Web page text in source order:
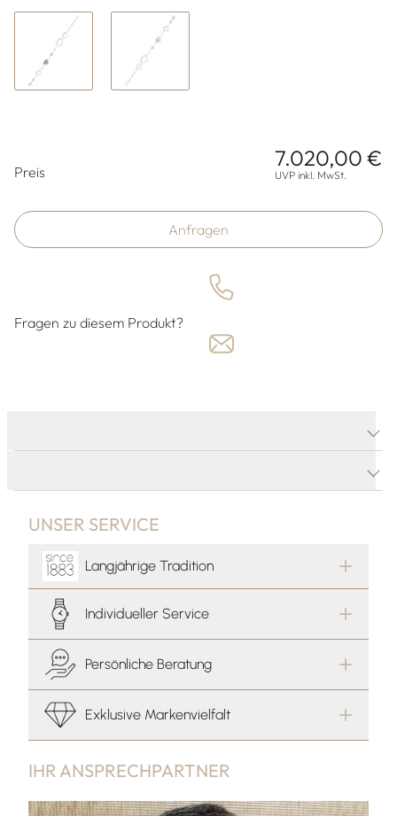
Preis
7.020,00 €
UVP inkl. MwSt.
Anfragen
Fragen zu diesem Produkt?
IHR ANSPRECHPARTNER
UNSER SERVICE
Langjährige Tradition
Individueller Service
Persönliche Beratung
Exklusive Markenvielfalt